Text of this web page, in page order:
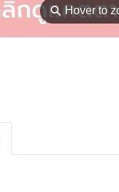
⚲Hover to